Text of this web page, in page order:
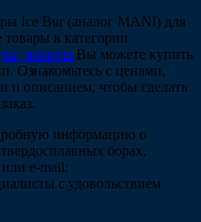
Ice Bur (аналог MANI) для
в категории
полиры Вы можете купить
Ознакомьтесь с ценами,
и описанием, чтобы сделать
информацию о
борах,
e-mail:
с удовольствием